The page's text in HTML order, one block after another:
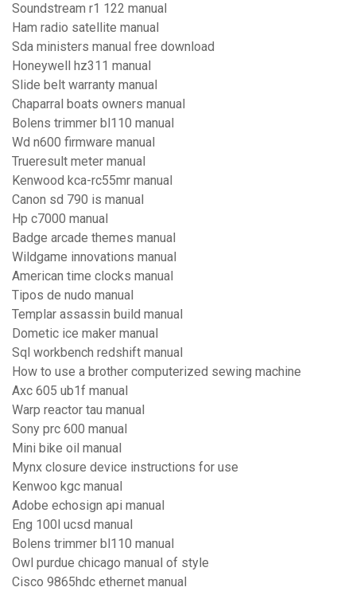
Soundstream r1 122 manual
Ham radio satellite manual
Sda ministers manual free download
Honeywell hz311 manual
Slide belt warranty manual
Chaparral boats owners manual
Bolens trimmer bl110 manual
Wd n600 firmware manual
Trueresult meter manual
Kenwood kca-rc55mr manual
Canon sd 790 is manual
Hp c7000 manual
Badge arcade themes manual
Wildgame innovations manual
American time clocks manual
Tipos de nudo manual
Templar assassin build manual
Dometic ice maker manual
Sql workbench redshift manual
How to use a brother computerized sewing machine
Axc 605 ub1f manual
Warp reactor tau manual
Sony prc 600 manual
Mini bike oil manual
Mynx closure device instructions for use
Kenwoo kgc manual
Adobe echosign api manual
Eng 100l ucsd manual
Bolens trimmer bl110 manual
Owl purdue chicago manual of style
Cisco 9865hdc ethernet manual